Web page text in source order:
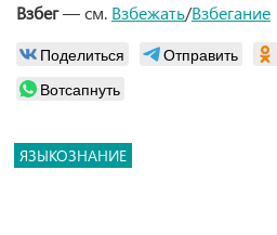
Взбег— см. Взбежать/Взбегание
Поделиться Отправить
Вотсапнуть
ЯЗЫКОЗНАНИЕ